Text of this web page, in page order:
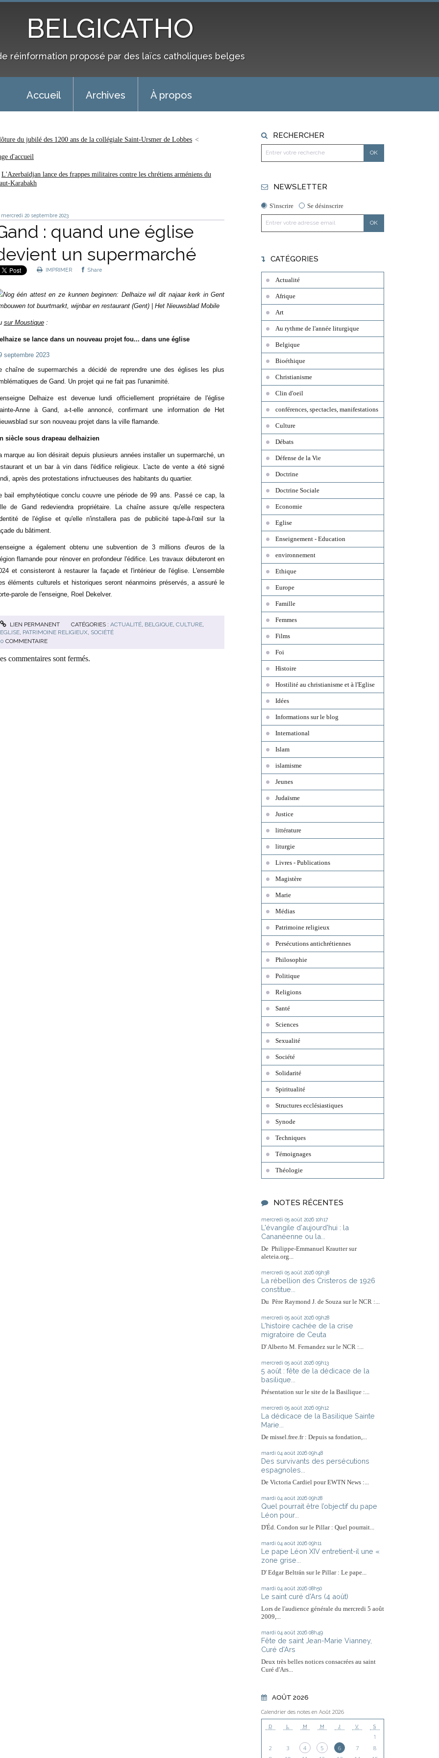
BELGICATHO
réinformation proposé par des laïcs catholiques belges
Accueil Archives À propos
du jubilé des 1200 ans de la collégiale Saint-Ursmer de Lobbes
d'accueil
L'Azerbaïdjan lance des frappes militaires contre les chrétiens arméniens du
Karabakh
mercredi 20 septembre 2023
: quand une église
un supermarché
IMPRIMER Share
sur Moustique:
se lance dans un nouveau projet fou... dans une église
septembre 2023
chaîne de supermarchés a décidé de reprendre une des églises les plus
de Gand. Un projet qui ne fait pas l'unanimité.
Delhaize est devenue lundi officiellement propriétaire de l'église
Anne à Gand, a-t-elle annoncé, confirmant une information de Het
sur son nouveau projet dans la ville flamande.
siècle sous drapeau delhaizien
marque au lion désirait depuis plusieurs années installer un supermarché, un
et un bar à vin dans l'édifice religieux. L'acte de vente a été signé
après des protestations infructueuses des habitants du quartier.
bail emphytéotique conclu couvre une période de 99 ans. Passé ce cap, la
de Gand redeviendra propriétaire. La chaîne assure qu'elle respectera
de l'église et qu'elle n'installera pas de publicité tape-à-l'œil sur la
du bâtiment.
a également obtenu une subvention de 3 millions d'euros de la
flamande pour rénover en profondeur l'édifice. Les travaux débuteront en
et consisteront à restaurer la façade et l'intérieur de l'église. L'ensemble
éléments culturels et historiques seront néanmoins préservés, a assuré le
parole de l'enseigne, Roel Dekelver.
LIEN PERMANENT CATÉGORIES :ACTUALITÉ, BELGIQUE,CULTURE,
EGLISE, PATRIMOINE RELIGIEUX, SOCIÉTÉ
0 COMMENTAIRE
commentaires sont fermés.
RECHERCHER
NEWSLETTER
S'inscrire Se désinscrire
CATÉGORIES
Actualité
Afrique
Art
Au rythme de l'année liturgique
Belgique
Bioéthique
Christianisme
Clin d'oeil
conférences, spectacles, manifestations
Culture
Débats
Défense de la Vie
Doctrine
Doctrine Sociale
Economie
Eglise
Enseignement - Education
environnement
Ethique
Europe
Famille
Femmes
Films
Foi
Histoire
Hostilité au christianisme et à l'Eglise
Idées
Informations sur le blog
International
Islam
islamisme
Jeunes
Judaïsme
Justice
littérature
liturgie
Livres - Publications
Magistère
Marie
Médias
Patrimoine religieux
Persécutions antichrétiennes
Philosophie
Politique
Religions
Santé
Sciences
Sexualité
Société
Solidarité
Spiritualité
Structures ecclésiastiques
Synode
Techniques
Témoignages
Théologie
NOTES RÉCENTES
mercredi 05 août 2026 10h17
L'évangile d'aujourd'hui : la
Cananéenne ou la...
De Philippe-Emmanuel Krautter sur
aleteia.org...
mercredi 05 août 2026 09h38
La rébellion des Cristeros de 1926
constitue...
Du Père Raymond J. de Souza sur le NCR :...
mercredi 05 août 2026 09h28
L'histoire cachée de la crise
migratoire de Ceuta
D' Alberto M. Fernandez sur le NCR :...
mercredi 05 août 2026 09h13
5 août : fête de la dédicace de la
basilique...
Présentation sur le site de la Basilique :...
mercredi 05 août 2026 09h12
La dédicace de la Basilique Sainte
Marie...
De missel.free.fr : Depuis sa fondation,...
mardi 04 août 2026 09h48
Des survivants des persécutions
espagnoles...
De Victoria Cardiel pour EWTN News :...
mardi 04 août 2026 09h28
Quel pourrait être l’objectif du pape
Léon pour...
D'Éd. Condon sur le Pillar : Quel pourrait...
mardi 04 août 2026 09h11
Le pape Léon XIV entretient-il une «
zone grise...
D' Edgar Beltrán sur le Pillar : Le pape...
mardi 04 août 2026 08h50
Le saint curé d'Ars (4 août)
Lors de l'audience générale du mercredi 5 août
2009,...
mardi 04 août 2026 08h49
Fête de saint Jean-Marie Vianney,
Curé d'Ars
Deux très belles notices consacrées au saint
Curé d'Ars...
AOÛT 2026
Calendrier des notes en Août 2026
D L M M J V S
1
2
3 4 5 6 7
8